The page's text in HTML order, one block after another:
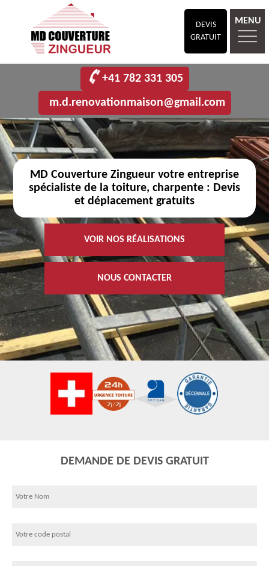
DEVIS
GRATUIT
MENU
+41 782 331 305
m.d.renovationmaison@gmail.com
MD Couverture Zingueur votre entreprise
spécialiste de la toiture, charpente : Devis
et déplacement gratuits
VOIR NOS RÉALISATIONS
NOUS CONTACTER
DEMANDE DE DEVIS GRATUIT